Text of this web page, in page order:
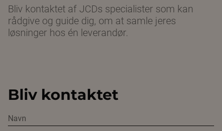
Bliv kontaktet af JCDs specialister som kan
rådgive og guide dig, om at samle jeres
løsninger hos én leverandør.
Bliv kontaktet